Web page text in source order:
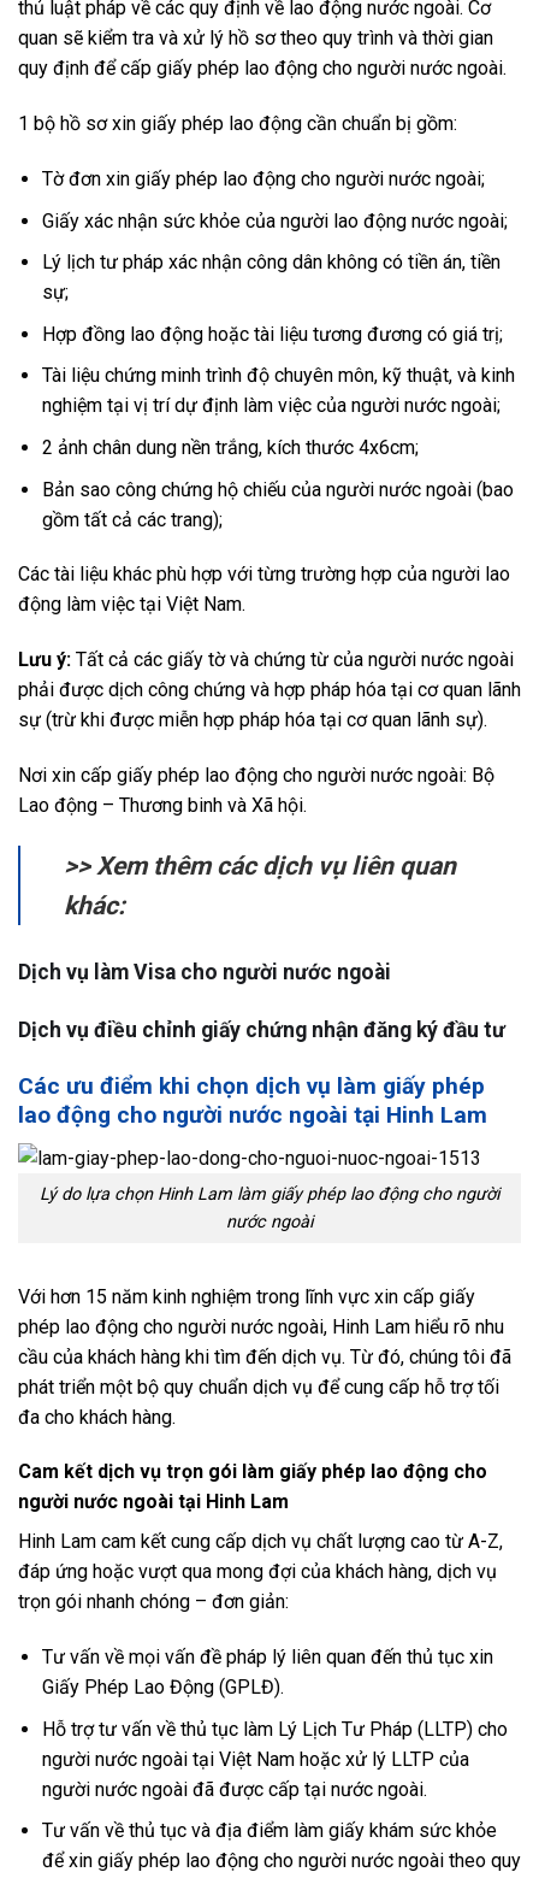
thủ luật pháp về các quy định về lao động nước ngoài. Cơ
quan sẽ kiểm tra và xử lý hồ sơ theo quy trình và thời gian
quy định để cấp giấy phép lao động cho người nước ngoài.
1 bộ hồ sơ xin giấy phép lao động cần chuẩn bị gồm:
Tờ đơn xin giấy phép lao động cho người nước ngoài;
Giấy xác nhận sức khỏe của người lao động nước ngoài;
Lý lịch tư pháp xác nhận công dân không có tiền án, tiền
sự;
Hợp đồng lao động hoặc tài liệu tương đương có giá trị;
Tài liệu chứng minh trình độ chuyên môn, kỹ thuật, và kinh
nghiệm tại vị trí dự định làm việc của người nước ngoài;
2 ảnh chân dung nền trắng, kích thước 4x6cm;
Bản sao công chứng hộ chiếu của người nước ngoài (bao
gồm tất cả các trang);
Các tài liệu khác phù hợp với từng trường hợp của người lao
động làm việc tại Việt Nam.
Lưu ý: Tất cả các giấy tờ và chứng từ của người nước ngoài
phải được dịch công chứng và hợp pháp hóa tại cơ quan lãnh
sự (trừ khi được miễn hợp pháp hóa tại cơ quan lãnh sự).
Nơi xin cấp giấy phép lao động cho người nước ngoài: Bộ
Lao động – Thương binh và Xã hội.
>> Xem thêm các dịch vụ liên quan
khác:
Dịch vụ làm Visa cho người nước ngoài
Dịch vụ điều chỉnh giấy chứng nhận đăng ký đầu tư
Các ưu điểm khi chọn dịch vụ làm giấy phép
lao động cho người nước ngoài tại Hinh Lam
Lý do lựa chọn Hinh Lam làm giấy phép lao động cho người
nước ngoài
Với hơn 15 năm kinh nghiệm trong lĩnh vực xin cấp giấy
phép lao động cho người nước ngoài, Hinh Lam hiểu rõ nhu
cầu của khách hàng khi tìm đến dịch vụ. Từ đó, chúng tôi đã
phát triển một bộ quy chuẩn dịch vụ để cung cấp hỗ trợ tối
đa cho khách hàng.
Cam kết dịch vụ trọn gói làm giấy phép lao động cho
người nước ngoài tại Hinh Lam
Hinh Lam cam kết cung cấp dịch vụ chất lượng cao từ A-Z,
đáp ứng hoặc vượt qua mong đợi của khách hàng, dịch vụ
trọn gói nhanh chóng – đơn giản:
Tư vấn về mọi vấn đề pháp lý liên quan đến thủ tục xin
Giấy Phép Lao Động (GPLĐ).
Hỗ trợ tư vấn về thủ tục làm Lý Lịch Tư Pháp (LLTP) cho
người nước ngoài tại Việt Nam hoặc xử lý LLTP của
người nước ngoài đã được cấp tại nước ngoài.
Tư vấn về thủ tục và địa điểm làm giấy khám sức khỏe
để xin giấy phép lao động cho người nước ngoài theo quy